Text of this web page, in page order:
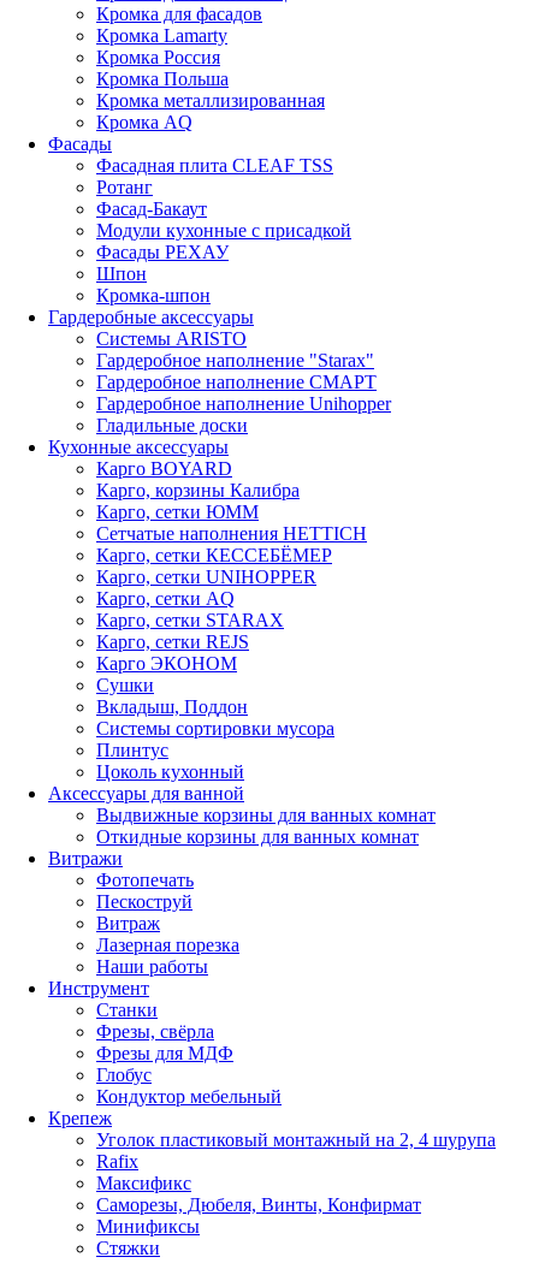
Кромка для фасадов
Кромка Lamarty
Кромка Россия
Кромка Польша
Кромка металлизированная
Кромка AQ
Фасады
Фасадная плита CLEAF TSS
Ротанг
Фасад-Бакаут
Модули кухонные с присадкой
Фасады РЕХАУ
Шпон
Кромка-шпон
Гардеробные аксессуары
Системы ARISTO
Гардеробное наполнение "Starax"
Гардеробное наполнение СМАРТ
Гардеробное наполнение Unihopper
Гладильные доски
Кухонные аксессуары
Карго BOYARD
Карго, корзины Калибра
Карго, сетки ЮММ
Сетчатые наполнения HETTICH
Карго, сетки КЕССЕБЁМЕР
Карго, сетки UNIHOPPER
Карго, сетки AQ
Карго, сетки STARAX
Карго, сетки REJS
Карго ЭКОНОМ
Сушки
Вкладыш, Поддон
Системы сортировки мусора
Плинтус
Цоколь кухонный
Аксессуары для ванной
Выдвижные корзины для ванных комнат
Откидные корзины для ванных комнат
Витражи
Фотопечать
Пескоструй
Витраж
Лазерная порезка
Наши работы
Инструмент
Станки
Фрезы, свёрла
Фрезы для МДФ
Глобус
Кондуктор мебельный
Крепеж
Уголок пластиковый монтажный на 2, 4 шурупа
Rafix
Максификс
Саморезы, Дюбеля, Винты, Конфирмат
Минификсы
Стяжки